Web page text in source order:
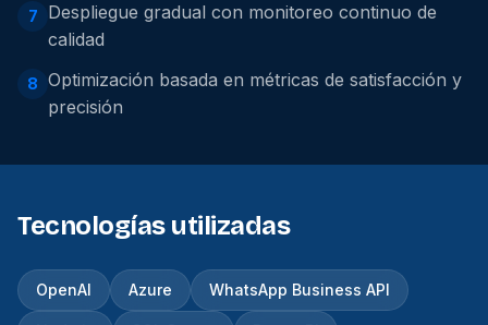
7
Despliegue gradual con monitoreo continuo de
calidad
8 Optimización basada en métricas de satisfacción y
precisión
Tecnologías utilizadas
OpenAI Azure WhatsApp Business API